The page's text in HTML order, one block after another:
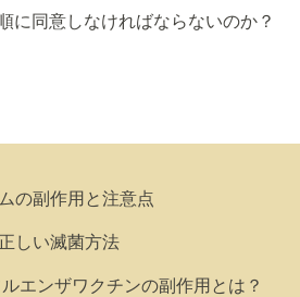
に同意しなければならないのか？
の副作用と注意点
しい滅菌方法
エンザワクチンの副作用とは？